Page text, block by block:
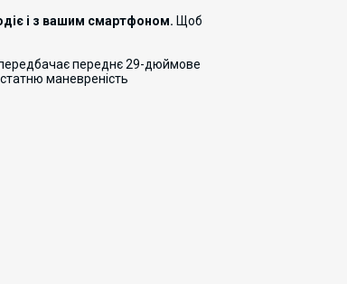
і з вашим смартфоном. Щоб
передбачає переднє 29-дюймове
маневреність